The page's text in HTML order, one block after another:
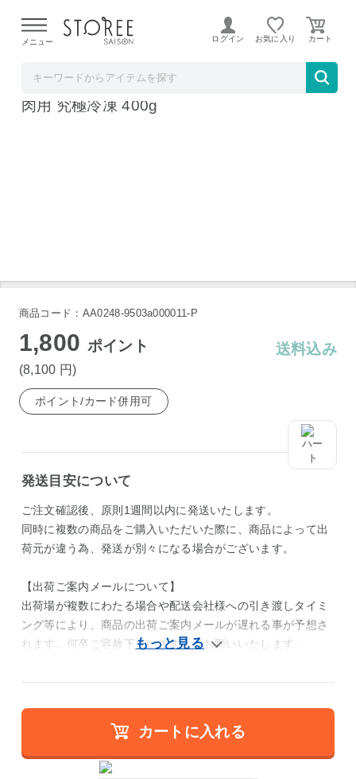
よる配送遅延が発生しております。
メニュー ログイン お気に入り
JA全農ミートフーズ 鹿児島 黒牛 肩ロース 焼
肉用 究極冷凍 400g
商品コード：AA0248-9503a000011-P
1,800 ポイント
(8,100 円)
送料込み
ポイント/カード併用可
発送目安について
ご注文確認後、原則1週間以内に発送いたします。
同時に複数の商品をご購入いただいた際に、商品によって出
荷元が違う為、発送が別々になる場合がございます。
【出荷ご案内メールについて】
出荷場が複数にわたる場合や配送会社様への引き渡しタイミ
ング等により、商品の出荷ご案内メールが遅れる事が予想さ
れます。何卒ご容赦下さいますようお願いいたします。
カートに入れる